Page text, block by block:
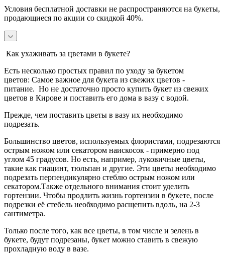
Условия бесплатной доставки не распространяются на букеты,
продающиеся по акции со скидкой 40%.
Как ухаживать за цветами в букете?
Есть несколько простых правил по уходу за букетом
цветов: Самое важное для букета из свежих цветов -
питание. Но не достаточно просто купить букет из свежих
цветов в Кирове и поставить его дома в вазу с водой.
Прежде, чем поставить цветы в вазу их необходимо
подрезать.
Большинство цветов, используемых флористами, подрезаются
острым ножом или секатором наискосок - примерно под
углом 45 градусов. Но есть, например, луковичные цветы,
такие как гиацинт, тюльпан и другие. Эти цветы необходимо
подрезать перпендикулярно стеблю острым ножом или
секатором.Также отдельного внимания стоит уделить
гортензии. Чтобы продлить жизнь гортензии в букете, после
подрезки её стебель необходимо расщепить вдоль, на 2-3
сантиметра.
Только после того, как все цветы, в том числе и зелень в
букете, будут подрезаны, букет можно ставить в свежую
прохладную воду в вазе.